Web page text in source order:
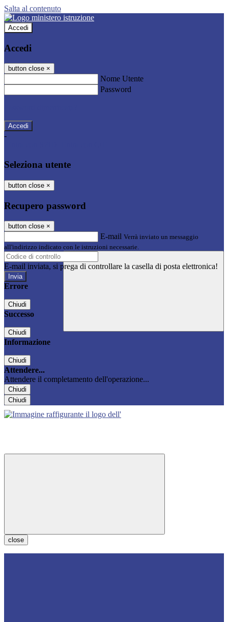
Salta al contenuto
Accedi
Accedi
button close ×
Nome Utente
Password
-
Seleziona utente
button close ×
Recupero password
button close ×
E-mail Verrà inviato un messaggio
all'indirizzo indicato con le istruzioni necessarie.
E-mail inviata, si prega di controllare la casella di posta elettronica!
Errore
Chiudi
Successo
Chiudi
Informazione
Chiudi
Attendere...
Attendere il completamento dell'operazione...
Chiudi
Chiudi
close